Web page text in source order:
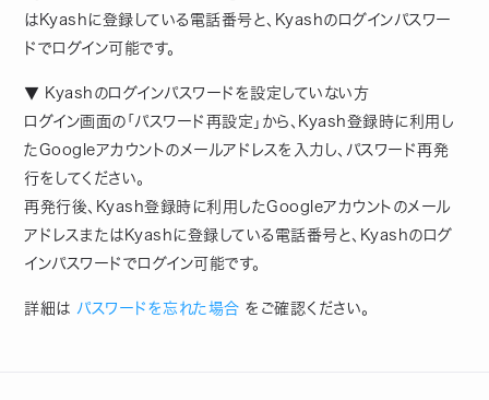
はKyashに登録している電話番号と、Kyashのログインパスワー
ドでログイン可能です。
▼ Kyashのログインパスワードを設定していない方
ログイン画面の「パスワード再設定」から、Kyash登録時に利用し
たGoogleアカウントのメールアドレスを入力し、パスワード再発
行をしてください。
再発行後、Kyash登録時に利用したGoogleアカウントのメール
アドレスまたはKyashに登録している電話番号と、Kyashのログ
インパスワードでログイン可能です。
詳細は パスワードを忘れた場合 をご確認ください。